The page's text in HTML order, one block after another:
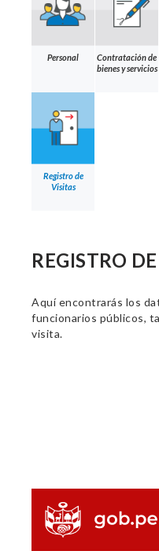
Personal
Contratación de
bienes y servicios
Registro de
Visitas
REGISTRO
Aquí encontrarás los
funcionarios públicos,
visita.